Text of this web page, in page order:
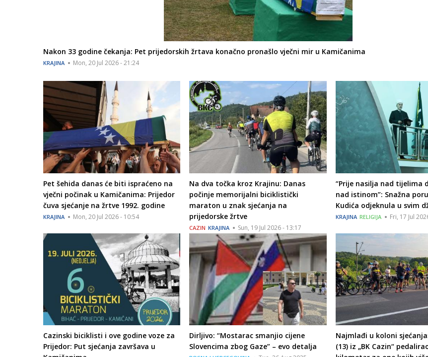
Nakon 33 godine čekanja: Pet prijedorskih žrtava konačno pronašlo vječni mir u Kamičanima
KRAJINA Mon, 20 Jul 2026 - 21:24
Pet šehida danas će biti ispraćeno na
vječni počinak u Kamičanima: Prijedor
čuva sjećanje na žrtve 1992. godine
KRAJINA Mon, 20 Jul 2026 - 10:54
Na dva točka kroz Krajinu: Danas
počinje memorijalni biciklistički
maraton u znak sjećanja na
prijedorske žrtve
CAZIN KRAJINA Sun, 19 Jul 2026 - 13:17
“Prije nasilja nad tijelima
nad istinom”: Snažna
Kudića odjeknula u svim
KRAJINA RELIGIJA Fri, 17 Jul
Cazinski biciklisti i ove godine voze za
Prijedor: Put sjećanja završava u
Dirljivo: “Mostarac smanjio cijene
Slovencima zbog Gaze” – evo detalja
Najmlađi u koloni
(13) iz „BK Cazin“